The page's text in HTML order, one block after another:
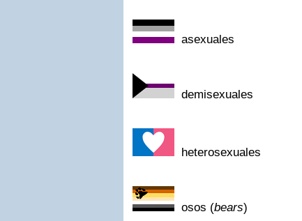
asexuales
demisexuales
heterosexuales
osos (bears)